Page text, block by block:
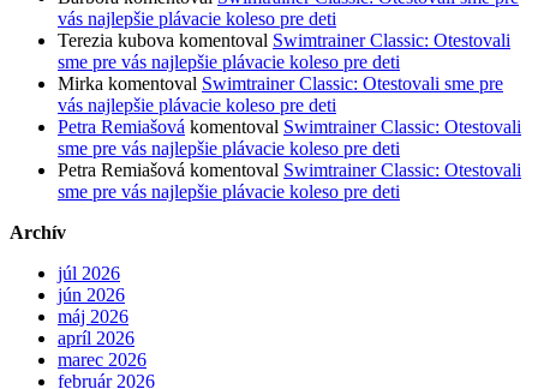
vás najlepšie plávacie koleso pre deti
Terezia kubova komentoval Swimtrainer Classic: Otestovali
sme pre vás najlepšie plávacie koleso pre deti
Mirka komentoval Swimtrainer Classic: Otestovali sme pre
vás najlepšie plávacie koleso pre deti
Petra Remiašová komentoval Swimtrainer Classic: Otestovali
sme pre vás najlepšie plávacie koleso pre deti
Petra Remiašová komentoval Swimtrainer Classic: Otestovali
sme pre vás najlepšie plávacie koleso pre deti
Archív
júl 2026
jún 2026
máj 2026
apríl 2026
marec 2026
február 2026